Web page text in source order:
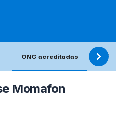
ONG acreditadas
Momafon